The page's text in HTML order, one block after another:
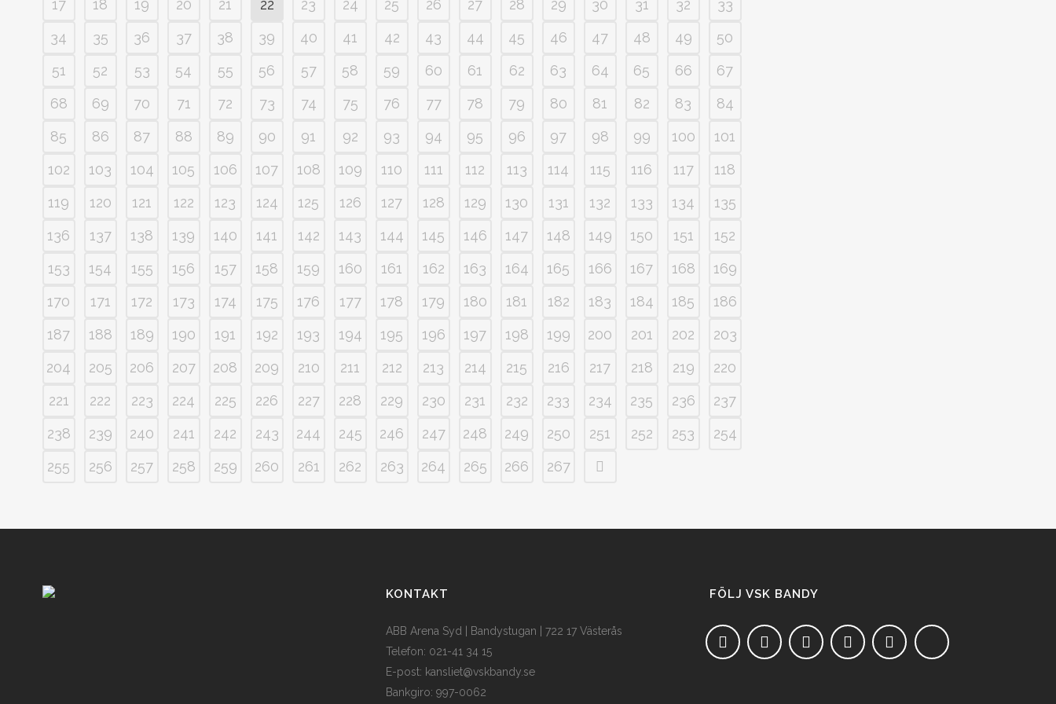
17
18 19 20 21 22 23 24 25 26 27 28 29 30 31 32
33
34
35 36 37 38 39 40 41 42 43 44 45 46 47 48 49
50
51
52 53 54 55 56 57 58 59 60 61 62 63 64 65 66
67
68
69 70 71 72 73 74 75 76 77 78 79 80 81 82 83
84
85
86 87 88 89 90 91 92 93 94 95 96 97 98 99 100
101
102
103 104 105 106 107 108 109 110 111 112 113 114 115 116 117
118
119
120 121 122 123 124 125 126 127 128 129 130 131 132 133 134
135
136
137 138 139 140 141 142 143 144 145 146 147 148 149 150 151
152
153
154 155 156 157 158 159 160 161 162 163 164 165 166 167 168
169
170
171 172 173 174 175 176 177 178 179 180 181 182 183 184 185
186
187
188 189 190 191 192 193 194 195 196 197 198 199 200 201 202
203
204
205 206 207 208 209 210 211 212 213 214 215 216 217 218 219
220
221
222 223 224 225 226 227 228 229 230 231 232 233 234 235 236
237
238
239 240 241 242 243 244 245 246 247 248 249 250 251 252 253
254
255
256 257 258 259 260 261 262 263 264 265 266 267
KONTAKT
ABB Arena Syd | Bandystugan | 722 17 Västerås
Telefon: 021-41 34 15
E-post: kansliet@vskbandy.se
Bankgiro: 997-0062
FÖLJ VSK BANDY